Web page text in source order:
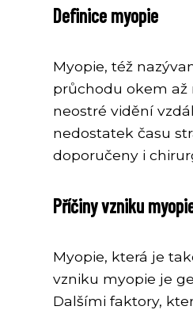
Definice myopie
Myopie, též
průchodu okem až
neostré vidění
nedostatek času
doporučeny i
Příčiny vzniku
Myopie, která je
vzniku myopie je
Dalšími faktory,